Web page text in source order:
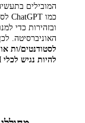
המובילים
ובזהירות כדי
האוניברסיטה.
לסטודנטים/ות
להיות נגיש לכלי